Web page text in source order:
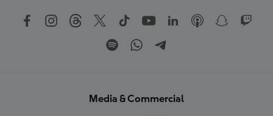
Media & Commercial